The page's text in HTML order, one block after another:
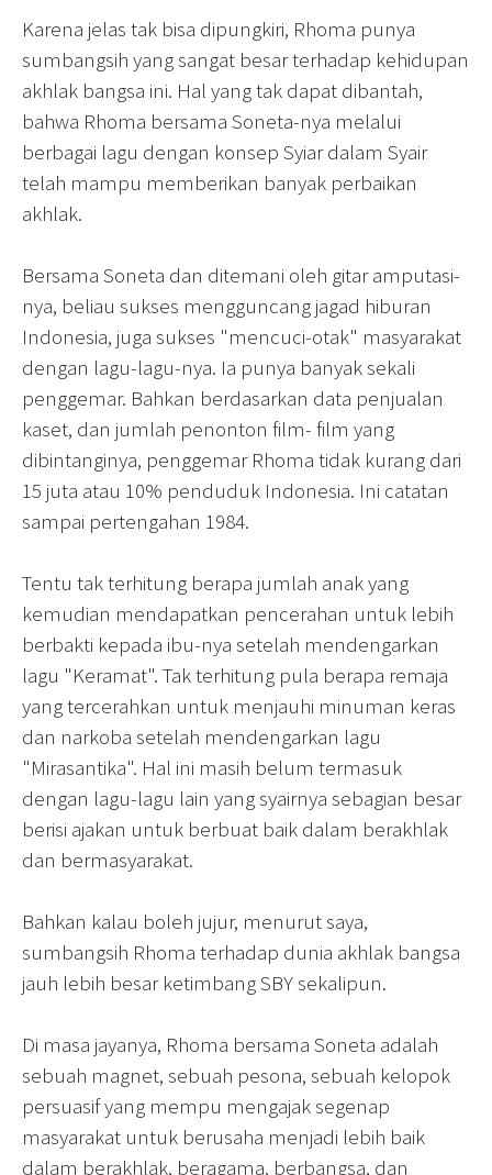
Karena jelas tak bisa dipungkiri, Rhoma punya
sumbangsih yang sangat besar terhadap kehidupan
akhlak bangsa ini. Hal yang tak dapat dibantah,
bahwa Rhoma bersama Soneta-nya melalui
berbagai lagu dengan konsep Syiar dalam Syair
telah mampu memberikan banyak perbaikan
akhlak.
Bersama Soneta dan ditemani oleh gitar amputasi-
nya, beliau sukses mengguncang jagad hiburan
Indonesia, juga sukses "mencuci-otak" masyarakat
dengan lagu-lagu-nya. Ia punya banyak sekali
penggemar. Bahkan berdasarkan data penjualan
kaset, dan jumlah penonton film- film yang
dibintanginya, penggemar Rhoma tidak kurang dari
15 juta atau 10% penduduk Indonesia. Ini catatan
sampai pertengahan 1984.
Tentu tak terhitung berapa jumlah anak yang
kemudian mendapatkan pencerahan untuk lebih
berbakti kepada ibu-nya setelah mendengarkan
lagu "Keramat". Tak terhitung pula berapa remaja
yang tercerahkan untuk menjauhi minuman keras
dan narkoba setelah mendengarkan lagu
"Mirasantika". Hal ini masih belum termasuk
dengan lagu-lagu lain yang syairnya sebagian besar
berisi ajakan untuk berbuat baik dalam berakhlak
dan bermasyarakat.
Bahkan kalau boleh jujur, menurut saya,
sumbangsih Rhoma terhadap dunia akhlak bangsa
jauh lebih besar ketimbang SBY sekalipun.
Di masa jayanya, Rhoma bersama Soneta adalah
sebuah magnet, sebuah pesona, sebuah kelopok
persuasif yang mempu mengajak segenap
masyarakat untuk berusaha menjadi lebih baik
dalam berakhlak, beragama, berbangsa, dan